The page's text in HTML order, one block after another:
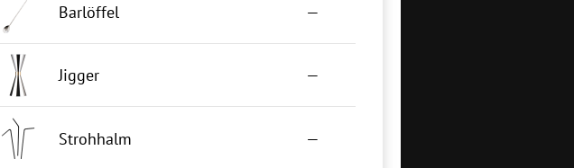
Barlöffel —
Jigger —
Strohhalm —